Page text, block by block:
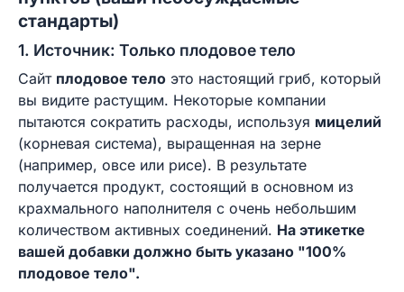
стандарты)
1. Источник: Только плодовое тело
Сайт плодовое тело это настоящий гриб, который
вы видите растущим. Некоторые компании
пытаются сократить расходы, используя мицелий
(корневая система), выращенная на зерне
(например, овсе или рисе). В результате
получается продукт, состоящий в основном из
крахмального наполнителя с очень небольшим
количеством активных соединений. На этикетке
вашей добавки должно быть указано "100%
плодовое тело".